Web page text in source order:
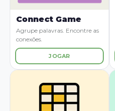
Connect Game
Agrupe palavras. Encontre as
conexões.
JOGAR